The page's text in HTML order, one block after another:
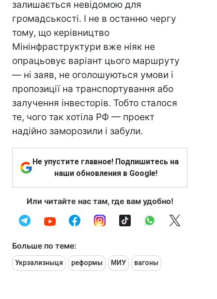
залишається невідомою для
громадськості. І не в останню чергу
тому, що керівництво
Мінінфраструктури вже ніяк не
опрацьовує варіант цього маршруту
— ні заяв, не оголошуються умови і
пропозиції на транспортування або
залучення інвесторів. Тобто сталося
те, чого так хотіла РФ — проект
надійно заморозили і забули.
Не упустите главное! Подпишитесь на
наши обновления в Google!
Или читайте нас там, где вам удобно!
Больше по теме:
Укрзализныця реформы МИУ вагоны